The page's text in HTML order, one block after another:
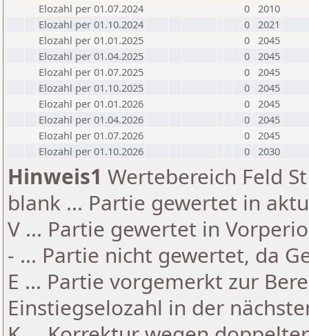
Elozahl per 01.07.2024
0 2010
Elozahl per 01.10.2024
0 2021
Elozahl per 01.01.2025
0 2045
Elozahl per 01.04.2025
0 2045
Elozahl per 01.07.2025
0 2045
Elozahl per 01.10.2025
0 2045
Elozahl per 01.01.2026
0 2045
Elozahl per 01.04.2026
0 2045
Elozahl per 01.07.2026
0 2045
Elozahl per 01.10.2026
0 2030
Hinweis1 Wertebereich Feld
blank ... Partie gewertet in
V ... Partie gewertet in
- ... Partie nicht gewertet, da
E ... Partie vorgemerkt zur
Einstiegselozahl in der